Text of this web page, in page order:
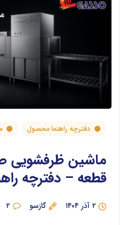
دفترچه راهنما محصول
قطعه – دفترچه
۲ آذر ۱۴۰۴ گازسو ۲